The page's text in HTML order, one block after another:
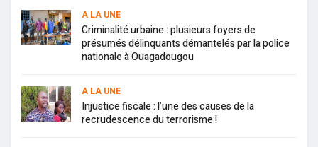
A LA UNE
Criminalité urbaine : plusieurs foyers de
présumés délinquants démantelés par la police
nationale à Ouagadougou
A LA UNE
Injustice fiscale : l’une des causes de la
recrudescence du terrorisme !